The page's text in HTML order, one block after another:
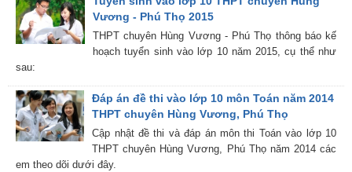
Vương - Phú Thọ 2015
THPT chuyên Hùng Vương - Phú Thọ thông báo kế
hoạch tuyển sinh vào lớp 10 năm 2015, cụ thể như
sau:
Đáp án đề thi vào lớp 10 môn Toán năm 2014
THPT chuyên Hùng Vương, Phú Thọ
Cập nhật đề thi và đáp án môn thi Toán vào lớp 10
THPT chuyên Hùng Vương, Phú Thọ năm 2014 các
em theo dõi dưới đây.